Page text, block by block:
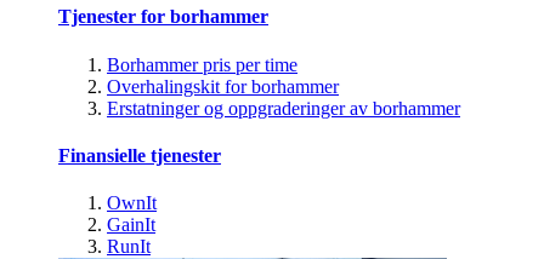
Tjenester for borhammer
Borhammer pris per time
Overhalingskit for borhammer
Erstatninger og oppgraderinger av borhammer
Finansielle tjenester
OwnIt
GainIt
RunIt